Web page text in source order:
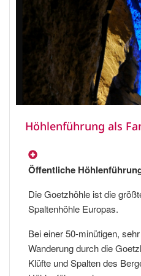
Höhlenführung als
Öffentliche
Die Goetzhöhle ist die
Spaltenhöhle Europas.
Bei einer 50-minütigen,
Wanderung durch die
Klüfte und Spalten des